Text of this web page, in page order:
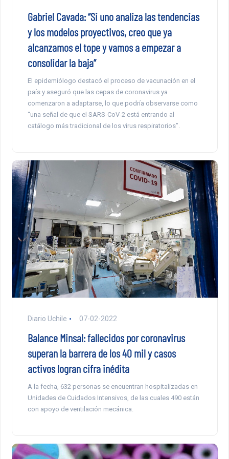
Gabriel Cavada: “Si uno analiza las tendencias
y los modelos proyectivos, creo que ya
alcanzamos el tope y vamos a empezar a
consolidar la baja”
El epidemiólogo destacó el proceso de vacunación en el
país y aseguró que las cepas de coronavirus ya
comenzaron a adaptarse, lo que podría observarse como
“una señal de que el SARS-CoV-2 está entrando al
catálogo más tradicional de los virus respiratorios”.
Diario Uchile 07-02-2022
Balance Minsal: fallecidos por coronavirus
superan la barrera de los 40 mil y casos
activos logran cifra inédita
A la fecha, 632 personas se encuentran hospitalizadas en
Unidades de Cuidados Intensivos, de las cuales 490 están
con apoyo de ventilación mecánica.